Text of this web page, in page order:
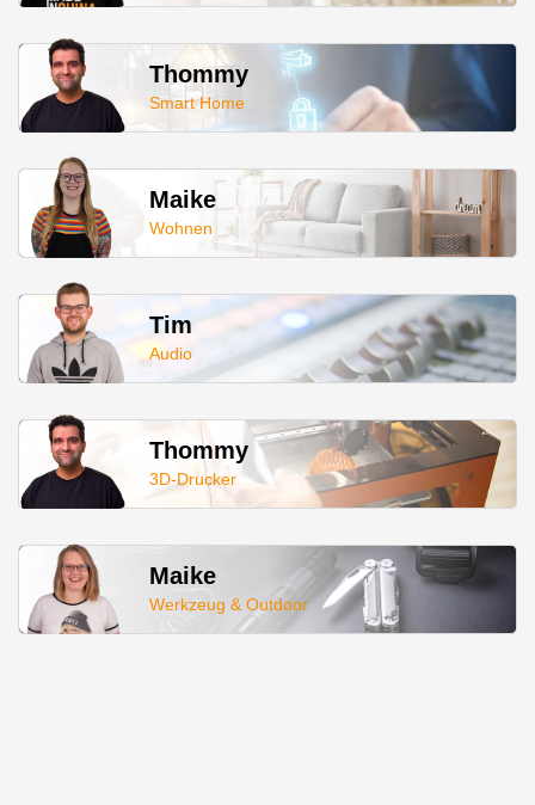
Thommy
Smart Home
Maike
Wohnen
Tim
Audio
Thommy
3D-Drucker
Maike
Werkzeug & Outdoor